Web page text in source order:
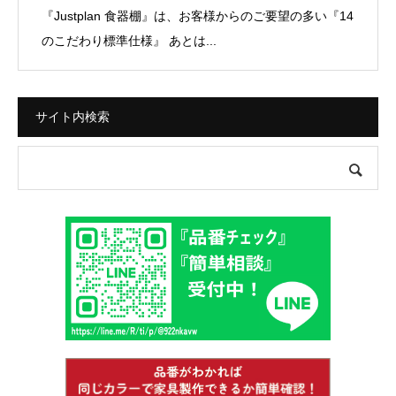
『Justplan 食器棚』は、お客様からのご要望の多い『14
のこだわり標準仕様』 あとは...
サイト内検索